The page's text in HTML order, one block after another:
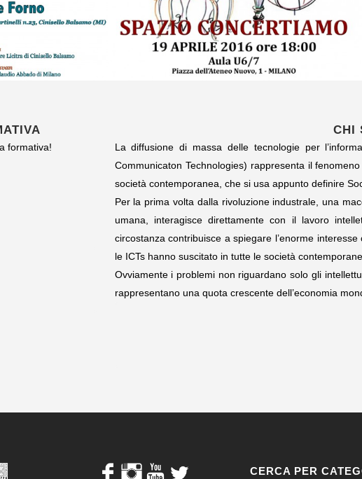
formativa!
CHI
La diffusione di massa delle tecnologie per
Communicaton Technologies) rappresenta il
società contemporanea, che si usa appunto definire
Per la prima volta dalla rivoluzione industrale, una
umana, interagisce direttamente con il lavoro
circostanza contribuisce a spiegare l’enorme
le ICTs hanno suscitato in tutte le società
Ovviamente i problemi non riguardano solo gli
rappresentano una quota crescente dell’economia
CERCA PER